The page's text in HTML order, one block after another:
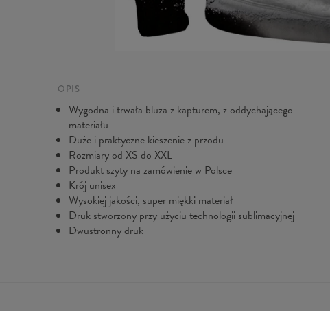
OPIS
Wygodna i trwała bluza z kapturem, z oddychającego
materiału
Duże i praktyczne kieszenie z przodu
Rozmiary od XS do XXL
Produkt szyty na zamówienie w Polsce
Krój unisex
Wysokiej jakości, super miękki materiał
Druk stworzony przy użyciu technologii sublimacyjnej
Dwustronny druk